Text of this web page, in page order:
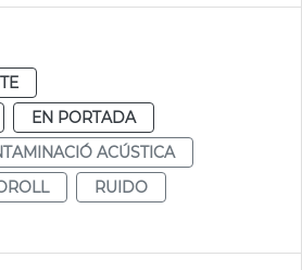
EN PORTADA
ACÚSTICA
RUIDO